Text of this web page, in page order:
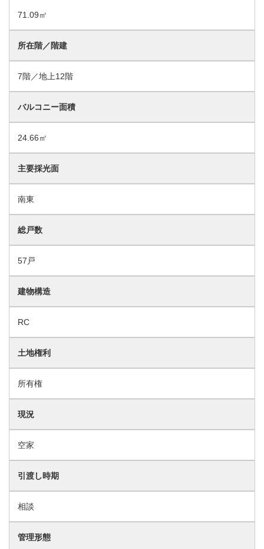
71.09㎡
所在階／階建
7階／地上12階
バルコニー面積
24.66㎡
主要採光面
南東
総戸数
57戸
建物構造
RC
土地権利
所有権
現況
空家
引渡し時期
相談
管理形態